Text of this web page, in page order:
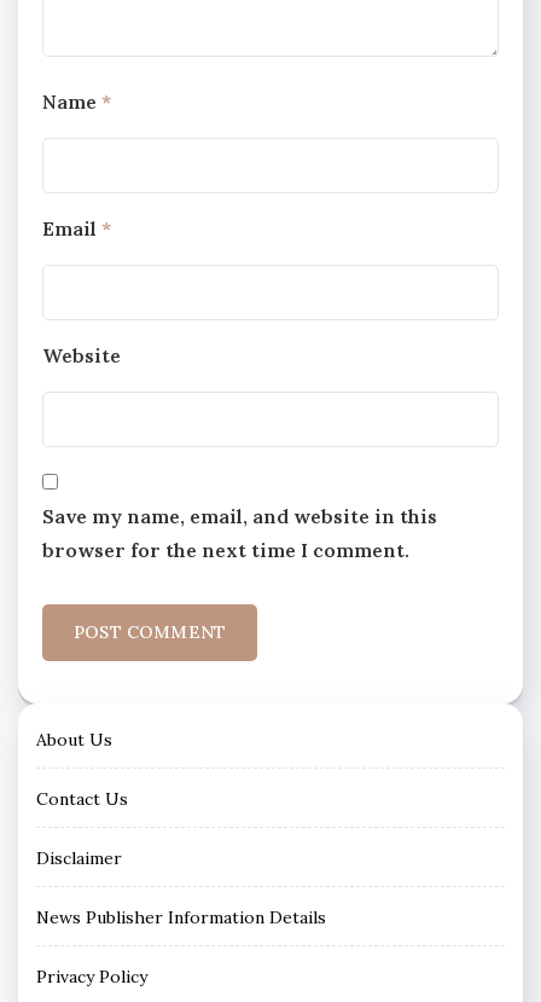
Name *
Email *
Website
Save my name, email, and website in this
browser for the next time I comment.
About Us
Contact Us
Disclaimer
News Publisher Information Details
Privacy Policy